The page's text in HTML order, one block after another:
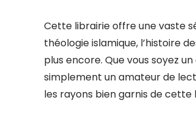
Cette librairie offre une vaste
théologie islamique, l’histoire
plus encore. Que vous soyez
simplement un amateur de
les rayons bien garnis de cette